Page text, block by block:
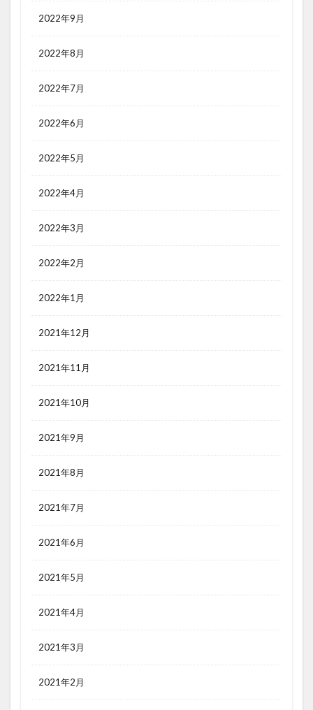
2022年9月
2022年8月
2022年7月
2022年6月
2022年5月
2022年4月
2022年3月
2022年2月
2022年1月
2021年12月
2021年11月
2021年10月
2021年9月
2021年8月
2021年7月
2021年6月
2021年5月
2021年4月
2021年3月
2021年2月